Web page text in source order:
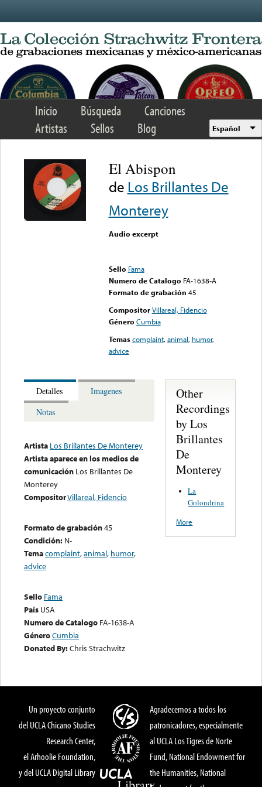
Inicio Búsqueda
Canciones
Artistas
Sellos Blog Español
El Abispon
de Los Brillantes De
Monterey
Audio excerpt
Sello Fama
Numero de Catalogo FA-1638-A
Formato de grabación 45
Compositor Villareal, Fidencio
Género Cumbia
Temas complaint,animal, humor,
advice
Detalles
Imagenes
Notas
Artista Los Brillantes De Monterey
Artista aparece en los medios de
comunicación Los Brillantes De
Monterey
CompositorVillareal, Fidencio
Formato de grabación45
Condición: N-
Temacomplaint,animal, humor,
advice
Sello Fama
País USA
Numero de Catalogo FA-1638-A
GéneroCumbia
Donated By:Chris Strachwitz
Other
Recordings
by Los
Brillantes
De
Monterey
La
Golondrina
More
Un proyecto conjunto
del UCLA Chicano Studies
Research Center,
el Arhoolie Foundation,
y del UCLA Digital Library
Agradecemos a todos los
patronicadores, especialmente
al UCLA Los Tigres de Norte
Fund, National Endowment for
the Humanities, National